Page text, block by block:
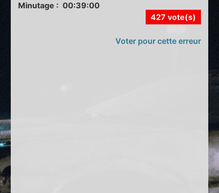
Minutage : 00:39:00
427 vote(s)
Voter pour cette erreur